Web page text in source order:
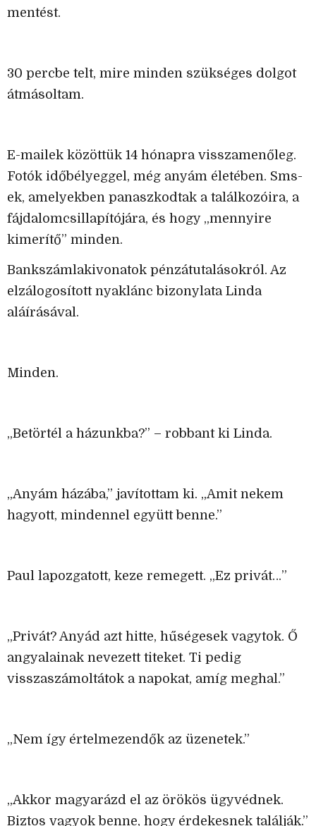
mentést.
30 percbe telt, mire minden szükséges dolgot
átmásoltam.
E-mailek közöttük 14 hónapra visszamenőleg.
Fotók időbélyeggel, még anyám életében. Sms-
ek, amelyekben panaszkodtak a találkozóira, a
fájdalomcsillapítójára, és hogy „mennyire
kimerítő” minden.
Bankszámlakivonatok pénzátutalásokról. Az
elzálogosított nyaklánc bizonylata Linda
aláírásával.
Minden.
„Betörtél a házunkba?” – robbant ki Linda.
„Anyám házába,” javítottam ki. „Amit nekem
hagyott, mindennel együtt benne.”
Paul lapozgatott, keze remegett. „Ez privát…”
„Privát? Anyád azt hitte, hűségesek vagytok. Ő
angyalainak nevezett titeket. Ti pedig
visszaszámoltátok a napokat, amíg meghal.”
„Nem így értelmezendők az üzenetek.”
„Akkor magyarázd el az örökös ügyvédnek.
Biztos vagyok benne, hogy érdekesnek találják.”